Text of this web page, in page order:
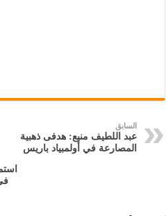
السابق
عبد اللطيف منيع: هدفى ذهبية
المصارعة في أولمبياد باريس